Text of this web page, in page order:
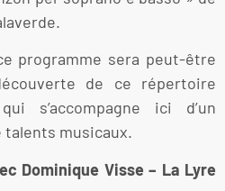
programme sera peut-être
de ce répertoire
s’accompagne ici d’un
musicaux.
Dominique Visse – La Lyre